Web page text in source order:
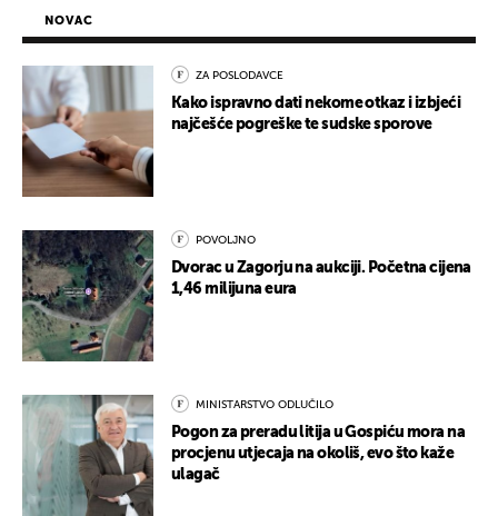
NOVAC
ZA POSLODAVCE
Kako ispravno dati nekome otkaz i izbjeći
najčešće pogreške te sudske sporove
POVOLJNO
Dvorac u Zagorju na aukciji. Početna cijena
1,46 milijuna eura
MINISTARSTVO ODLUČILO
Pogon za preradu litija u Gospiću mora na
procjenu utjecaja na okoliš, evo što kaže
ulagač